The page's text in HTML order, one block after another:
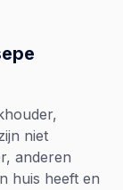
niet
anderen
huis heeft en